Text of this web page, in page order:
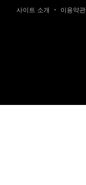
사이트 소개 이용약관